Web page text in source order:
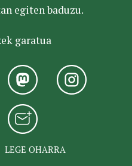
egiten baduzu.
garatua
LEGE OHARRA